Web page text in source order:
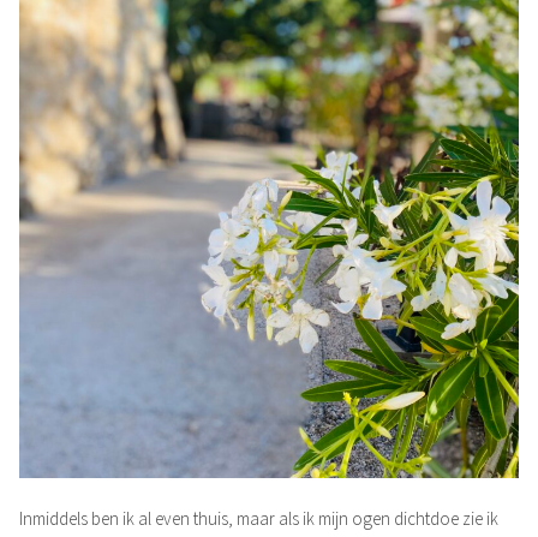
Inmiddels ben ik al even thuis, maar als ik mijn ogen dichtdoe zie ik